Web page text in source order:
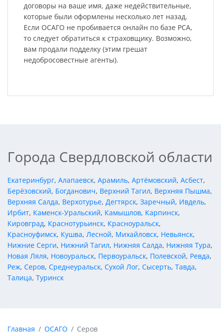
договоры на ваше имя, даже недействительные,
которые были оформлены несколько лет назад.
Если ОСАГО не пробивается онлайн по базе РСА,
то следует обратиться к страховщику. Возможно,
вам продали подделку (этим грешат
недобросовестные агенты).
Города Свердловской области
Екатеринбург, Алапаевск, Арамиль, Артёмовский, Асбест,
Берёзовский, Богданович, Верхний Тагил, Верхняя Пышма,
Верхняя Салда, Верхотурье, Дегтярск, Заречный, Ивдель,
Ирбит, Каменск-Уральский, Камышлов, Карпинск,
Кировград, Краснотурьинск, Красноуральск,
Красноуфимск, Кушва, Лесной, Михайловск, Невьянск,
Нижние Серги, Нижний Тагил, Нижняя Салда, Нижняя Тура,
Новая Ляля, Новоуральск, Первоуральск, Полевской, Ревда,
Реж, Серов, Среднеуральск, Сухой Лог, Сысерть, Тавда,
Талица, Туринск
Главная ОСАГО Серов